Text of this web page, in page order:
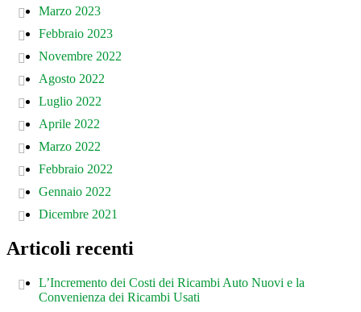
Marzo 2023
Febbraio 2023
Novembre 2022
Agosto 2022
Luglio 2022
Aprile 2022
Marzo 2022
Febbraio 2022
Gennaio 2022
Dicembre 2021
Articoli recenti
L’Incremento dei Costi dei Ricambi Auto Nuovi e la
Convenienza dei Ricambi Usati